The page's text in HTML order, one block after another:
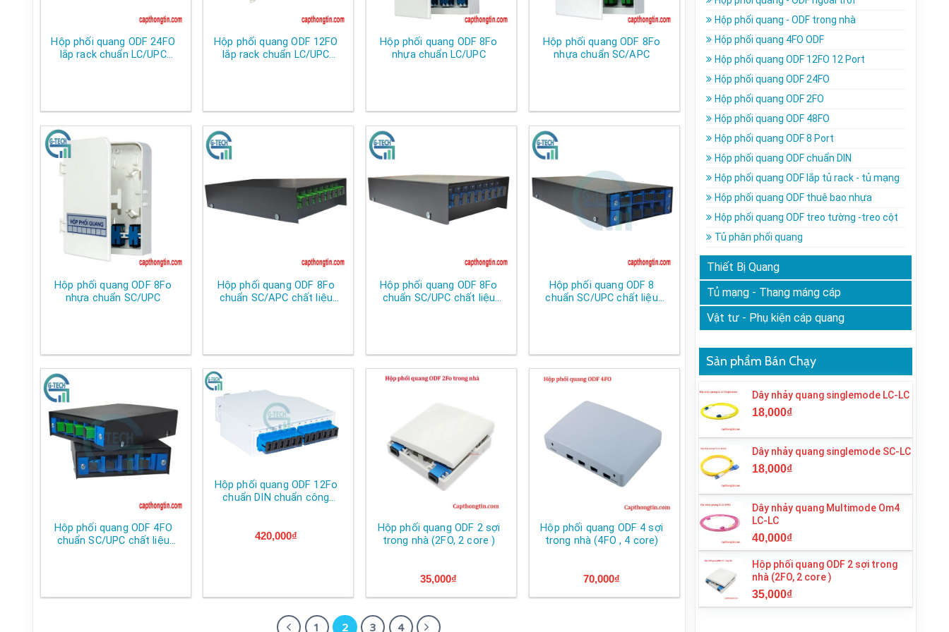
Hộp phối quang ODF 24FO
lắp rack chuẩn LC/UPC
Hộp phối quang ODF 12FO
lắp rack chuẩn LC/UPC
Hộp phối quang ODF 8Fo
nhựa chuẩn LC/UPC
Hộp phối quang ODF 8Fo
nhựa chuẩn SC/APC
Hộp phối quang ODF 8Fo
nhựa chuẩn SC/UPC
Hộp phối quang ODF 8Fo
chuẩn SC/APC chất liệu
Hộp phối quang ODF 8Fo
chuẩn SC/UPC chất liệu
Hộp phối quang ODF 8
chuẩn SC/UPC chất liệu
Hộp phối quang ODF 4FO
chuẩn SC/UPC chất liệu
Hộp phối quang ODF 12Fo
chuẩn DIN chuẩn công
420,000₫
Hộp phối quang ODF 2 sợi
trong nhà (2FO, 2 core )
35,000₫
Hộp phối quang ODF 4 sợi
trong nhà (4FO , 4 core)
70,000₫
1 2 3 4
Hộp phối quang - ODF trong nhà
Hộp phối quang 4FO ODF
Hộp phối quang ODF 12FO 12 Port
Hộp phối quang ODF 24FO
Hộp phối quang ODF 2FO
Hộp phối quang ODF 48FO
Hộp phối quang ODF 8 Port
Hộp phối quang ODF chuẩn DIN
Hộp phối quang ODF lắp tủ rack - tủ mạng
Hộp phối quang ODF thuê bao nhựa
Hộp phối quang ODF treo tường -treo cột
Tủ phân phối quang
Thiết Bị Quang
Tủ mạng - Thang máng cáp
Vật tư - Phụ kiện cáp quang
Sản phẩm Bán Chạy
Dây nhảy quang singlemode LC-LC
18,000₫
Dây nhảy quang singlemode SC-LC
18,000₫
Dây nhảy quang Multimode Om4
LC-LC
40,000₫
Hộp phối quang ODF 2 sợi trong
nhà (2FO, 2 core )
35,000₫